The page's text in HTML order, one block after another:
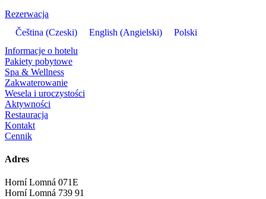
Rezerwacja
Čeština (Czeski) English (Angielski)
Polski
Informacje o hotelu
Pakiety pobytowe
Spa & Wellness
Zakwaterowanie
Wesela i uroczystości
Aktywności
Restauracja
Kontakt
Cennik
Adres
Horní Lomná 071E
Horní Lomná 739 91